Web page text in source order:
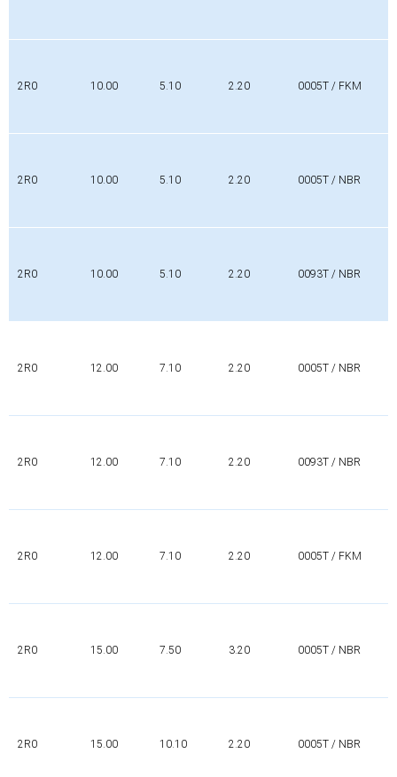
2R0 10.00 5.10 2.20 0005T / FKM
2R0 10.00 5.10 2.20 0005T / NBR
2R0 10.00 5.10 2.20 0093T / NBR
2R0 12.00 7.10 2.20 0005T / NBR
2R0 12.00 7.10 2.20 0093T / NBR
2R0 12.00 7.10 2.20 0005T / FKM
2R0 15.00 7.50 3.20 0005T / NBR
2R0 15.00 10.10 2.20 0005T / NBR